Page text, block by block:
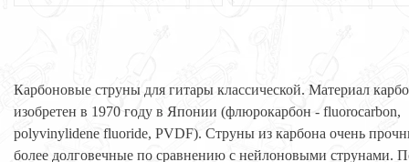
Карбоновые струны для гитары классической. Материал
изобретен в 1970 году в Японии (флюрокарбон - fluorocarbon,
polyvinylidene fluoride, PVDF). Струны из карбона очень
более долговечные по сравнению с нейлоновыми струнами.